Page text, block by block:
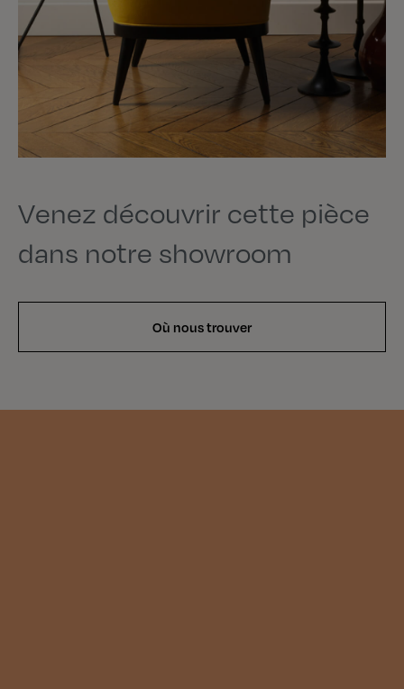
Venez découvrir cette pièce
dans notre showroom
Où nous trouver